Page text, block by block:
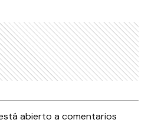
abierto a comentarios